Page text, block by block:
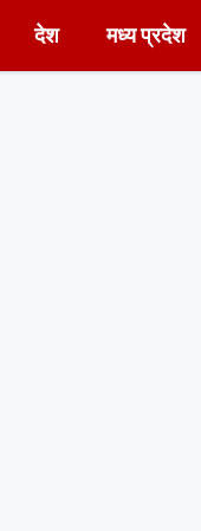
देश मध्य प्रदेश